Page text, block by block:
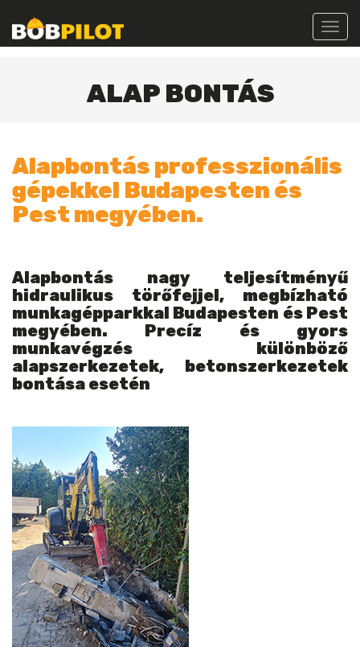
ALAP BONTÁS
Alapbontás professzionális
gépekkel Budapesten és
Pest megyében.
Alapbontás nagy teljesítményű
hidraulikus törőfejjel, megbízható
munkagépparkkal Budapesten és Pest
megyében. Precíz és gyors
munkavégzés különböző
alapszerkezetek, betonszerkezetek
bontása esetén